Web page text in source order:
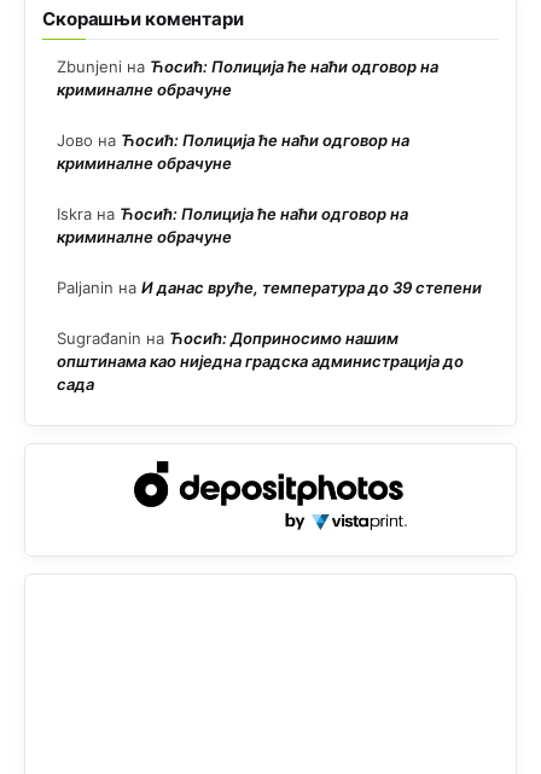
Скорашњи коментари
Zbunjeni на Ћосић: Полиција ће наћи одговор на
криминалне обрачуне
Јово на Ћосић: Полиција ће наћи одговор на
криминалне обрачуне
Iskra на Ћосић: Полиција ће наћи одговор на
криминалне обрачуне
Paljanin на И данас вруће, температура до 39 степени
Sugrađanin на Ћосић: Доприносимо нашим
општинама као ниједна градска администрација до
сада